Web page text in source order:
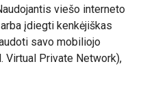
viešo interneto
įdiegti kenkėjiškas
savo mobiliojo
Virtual Private Network),